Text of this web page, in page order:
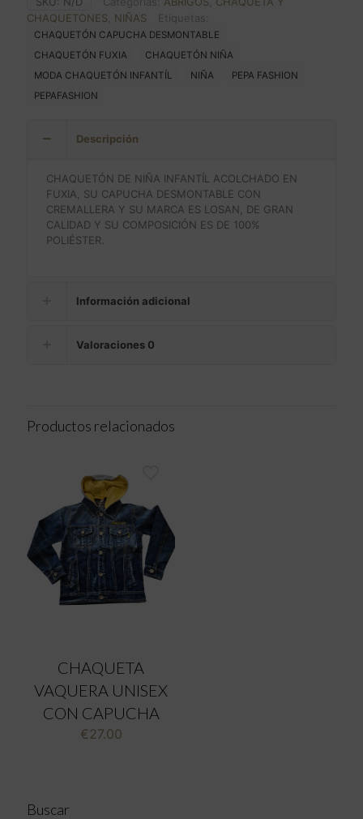
cantidad
CHAQUETONES
NIÑAS Etiquetas:
CHAQUETÓN CAPUCHA DESMONTABLE
CHAQUETÓN FUXIA
CHAQUETÓN NIÑA
MODA CHAQUETÓN INFANTÍL
NIÑA
PEPA FASHION
PEPAFASHION
Descripción
CHAQUETÓN DE NIÑA INFANTÍL ACOLCHADO EN
FUXIA, SU CAPUCHA DESMONTABLE CON
CREMALLERA Y SU MARCA ES LOSAN, DE GRAN
CALIDAD Y SU COMPOSICIÓN ES DE 100%
POLIÉSTER.
Información adicional
Valoraciones 0
Productos relacionados
CHAQUETA
VAQUERA UNISEX
CON CAPUCHA
€ 27.00
Buscar